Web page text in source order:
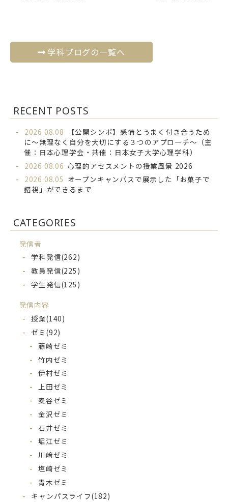
学科ブログの一覧へ
RECENT POSTS
2026.08.08
【公開シンポ】感情とうまく付き合うため
に～無理なく自分を大切にする３つのアプローチ～（主
催：日本心理学会・共催：日本女子大学心理学科）
2026.08.06 心理的アセスメントの授業風景 2026
2026.08.05 オープンキャンパスで展示した「お菓子で
錯視」ができるまで
CATEGORIES
発信者
学科発信(262)
教員発信(225)
学生発信(125)
発信内容
授業(140)
ゼミ(92)
藤崎ゼミ
竹内ゼミ
伊村ゼミ
上田ゼミ
麦谷ゼミ
金沢ゼミ
石井ゼミ
堀江ゼミ
川﨑ゼミ
塩崎ゼミ
青木ゼミ
キャンパスライフ(182)